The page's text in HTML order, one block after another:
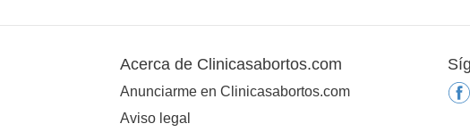
Acerca de Clinicasabortos.com
Anunciarme en Clinicasabortos.com
Aviso legal